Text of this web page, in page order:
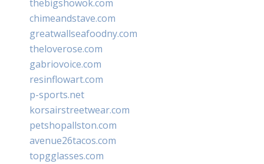
thebigshowok.com
chimeandstave.com
greatwallseafoodny.com
theloverose.com
gabriovoice.com
resinflowart.com
p-sports.net
korsairstreetwear.com
petshopallston.com
avenue26tacos.com
topgglasses.com